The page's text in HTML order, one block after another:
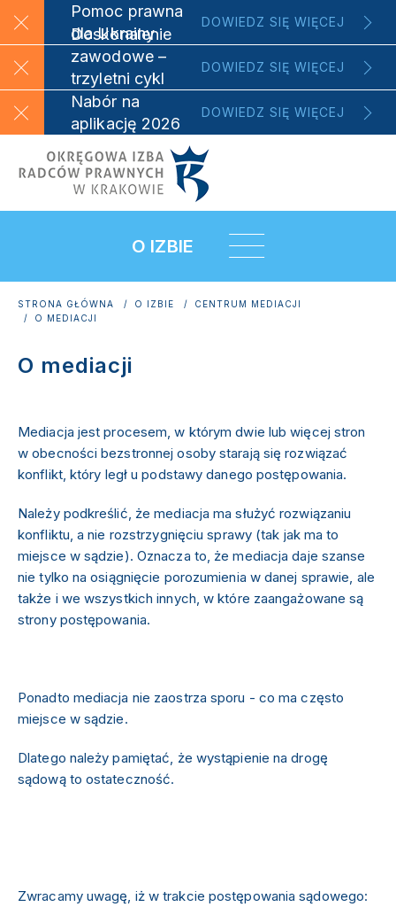
Pomoc prawna
dla Ukrainy
DOWIEDZ SIĘ WIĘCEJ
Doskonalenie
zawodowe –
trzyletni cykl
szkoleniowy
DOWIEDZ SIĘ WIĘCEJ
Nabór na
aplikację 2026
DOWIEDZ SIĘ WIĘCEJ
O IZBIE
STRONA GŁÓWNA O IZBIE
CENTRUM MEDIACJI
O MEDIACJI
O mediacji
Mediacja jest procesem, w którym dwie lub więcej stron
w obecności bezstronnej osoby starają się rozwiązać
konflikt, który legł u podstawy danego postępowania.
Należy podkreślić, że mediacja ma służyć rozwiązaniu
konfliktu, a nie rozstrzygnięciu sprawy (tak jak ma to
miejsce w sądzie). Oznacza to, że mediacja daje szanse
nie tylko na osiągnięcie porozumienia w danej sprawie, ale
także i we wszystkich innych, w które zaangażowane są
strony postępowania.
Ponadto mediacja nie zaostrza sporu - co ma często
miejsce w sądzie.
Dlatego należy pamiętać, że wystąpienie na drogę
sądową to ostateczność.
Zwracamy uwagę, iż w trakcie postępowania sądowego: